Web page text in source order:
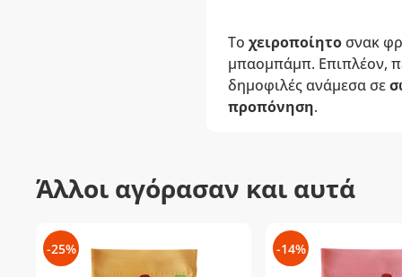
Το χειροποίητοσνακ
μπαομπάμπ. Επιπλέον,
δημοφιλές ανάμεσα σε
προπόνηση.
Άλλοι αγόρασαν και αυτά
-25% -14%